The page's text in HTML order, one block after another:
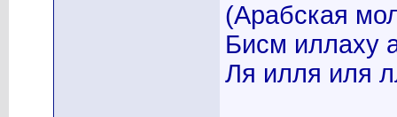
(Арабская
Бисм иллаху
Ля илля иля